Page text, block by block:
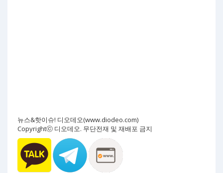
뉴스&핫이슈! 디오데오(www.diodeo.com)
Copyrightⓒ 디오데오. 무단전재 및 재배포 금지